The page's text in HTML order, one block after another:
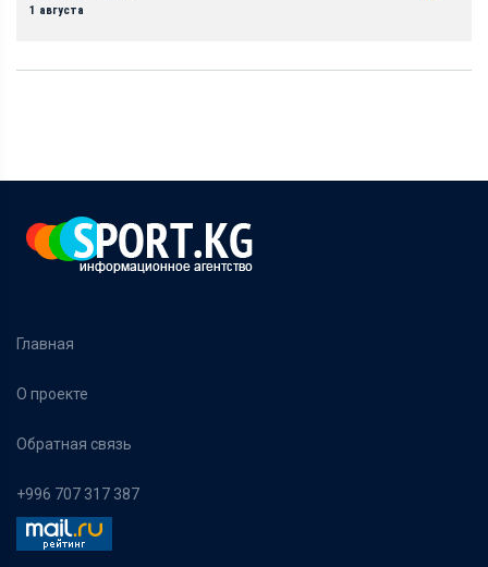
1 августа
Главная
О проекте
Обратная связь
+996 707 317 387